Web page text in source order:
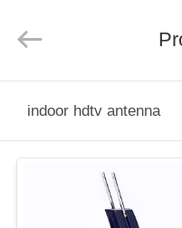
PRODUCTEN
ONGEVEER
Co.,
Reserved.
indoor hdtv antenna